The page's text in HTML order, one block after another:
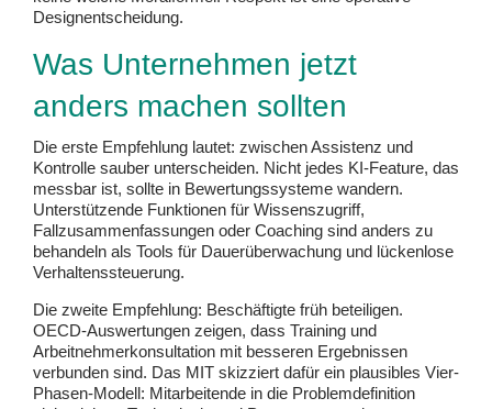
Designentscheidung.
Was Unternehmen jetzt
anders machen sollten
Die erste Empfehlung lautet: zwischen Assistenz und
Kontrolle sauber unterscheiden. Nicht jedes KI-Feature, das
messbar ist, sollte in Bewertungssysteme wandern.
Unterstützende Funktionen für Wissenszugriff,
Fallzusammenfassungen oder Coaching sind anders zu
behandeln als Tools für Dauerüberwachung und lückenlose
Verhaltenssteuerung.
Die zweite Empfehlung: Beschäftigte früh beteiligen.
OECD-Auswertungen zeigen, dass Training und
Arbeitnehmerkonsultation mit besseren Ergebnissen
verbunden sind. Das MIT skizziert dafür ein plausibles Vier-
Phasen-Modell: Mitarbeitende in die Problemdefinition